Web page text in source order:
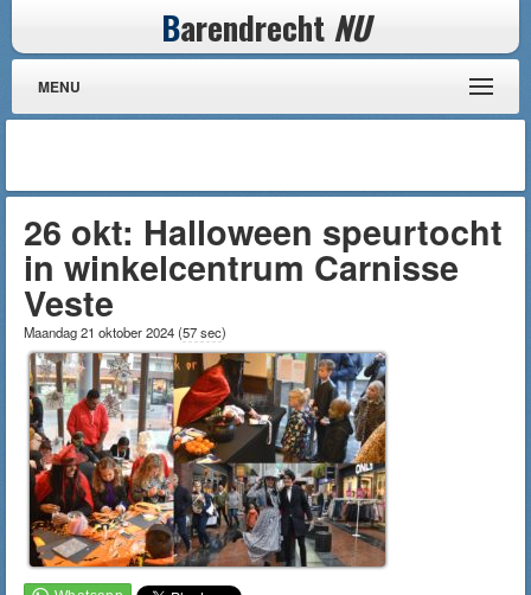
Barendrecht NU
MENU
26 okt: Halloween speurtocht
in winkelcentrum Carnisse
Veste
Maandag 21 oktober 2024(57 sec)